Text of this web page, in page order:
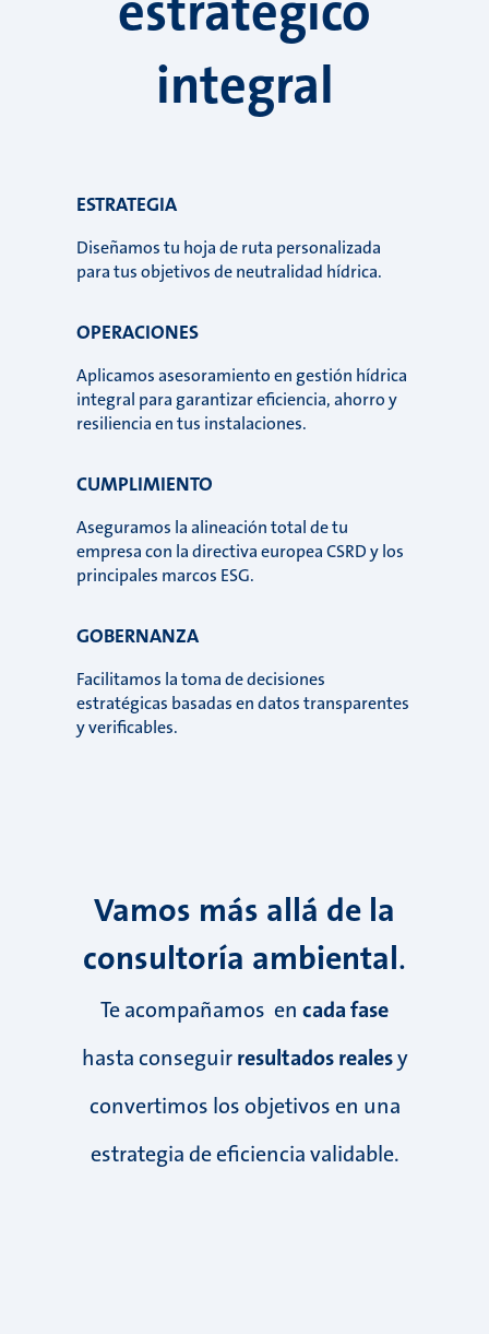
integral
ESTRATEGIA
Diseñamos tu hoja de ruta personalizada
para tus objetivos de neutralidad hídrica.
OPERACIONES
Aplicamos asesoramiento en gestión hídrica
integral para garantizar eficiencia, ahorro y
resiliencia en tus instalaciones.
CUMPLIMIENTO
Aseguramos la alineación total de tu
empresa con la directiva europea CSRD y los
principales marcos ESG.
GOBERNANZA
Facilitamos la toma de decisiones
estratégicas basadas en datos transparentes
y verificables.
Vamos más allá de la
consultoría ambiental.
Te acompañamos en cada fase
hasta conseguirresultados realesy
convertimos los objetivos en una
estrategia de eficiencia validable.